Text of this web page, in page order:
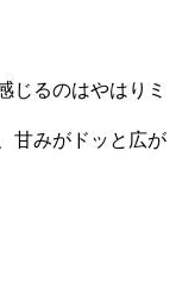
じるのはやはりミ
甘みがドッと広が